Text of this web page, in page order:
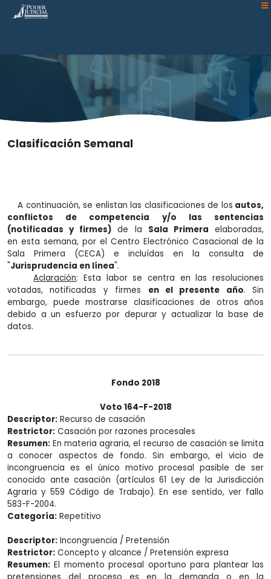
Atención:
Este
accesibilidad.
Clasificación Semanal
A continuación, se enlistan las clasificaciones de los autos,
conflictos de competencia y/o las sentencias
(notificadas y firmes) de la Sala Primera elaboradas,
en esta semana, por el Centro Electrónico Casacional de la
Sala Primera (CECA) e incluídas en la consulta de
"Jurisprudencia en línea".
Aclaración: Esta labor se centra en las resoluciones
votadas, notificadas y firmes en el presente año. Sin
embargo, puede mostrarse clasificaciones de otros años
debido a un esfuerzo por depurar y actualizar la base de
datos.
Fondo 2018
Voto 164-F-2018
Descriptor: Recurso de casación
Restrictor: Casación por razones procesales
Resumen: En materia agraria, el recurso de casación se limita
a conocer aspectos de fondo. Sin embargo, el vicio de
incongruencia es el único motivo procesal pasible de ser
conocido ante casación (artículos 61 Ley de la Jurisdicción
Agraria y 559 Código de Trabajo). En ese sentido, ver fallo
583-F-2004.
Categoría: Repetitivo
Descriptor: Incongruencia / Pretensión
Restrictor: Concepto y alcance / Pretensión expresa
Resumen: El momento procesal oportuno para plantear las